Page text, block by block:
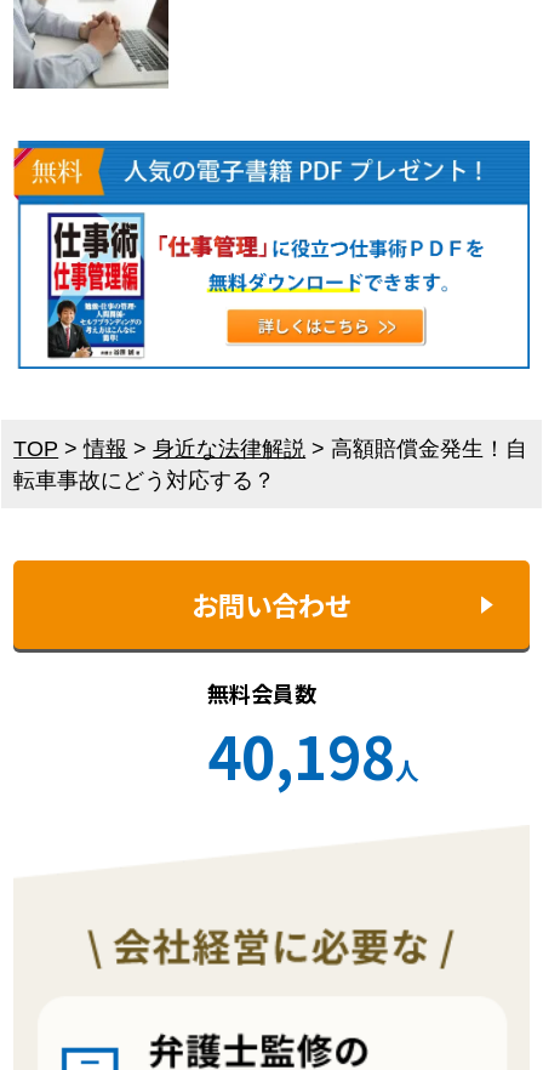
TOP >情報 >身近な法律解説 >高額賠償金発生！自
転車事故にどう対応する？
お問い合わせ
無料会員数
40,198人